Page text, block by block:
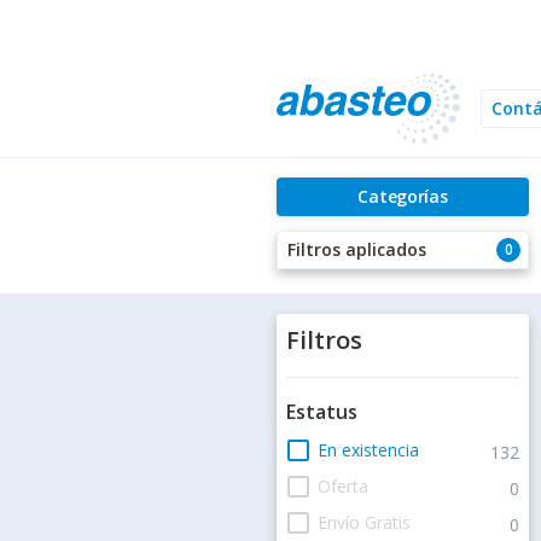
Categorías
0
Filtros aplicados
Filtros
Estatus
check_box_outline_blank En existencia 132
check_box_outline_blank Oferta 0
check_box_outline_blank Envío Gratis 0